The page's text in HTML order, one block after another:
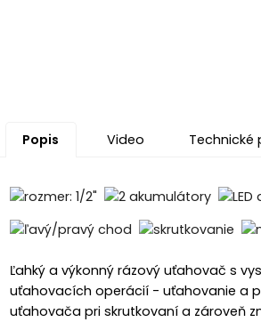
Popis Video Technické
Ľahký a výkonný rázový uťahovač s
uťahovacích operácií - uťahovanie a
uťahovača pri skrutkovaní a zároveň